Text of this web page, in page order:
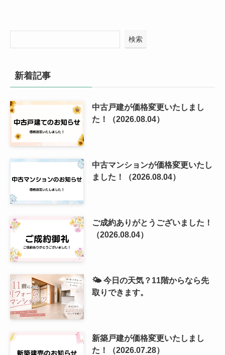
検索
新着記事
中古戸建が価格変更いたしまし
た！（2026.08.04）
中古マンションが価格変更いたし
ました！（2026.08.04）
ご成約ありがとうございました！
（2026.08.04）
🌤️ 今日の天気？11階からなら先
取りできます。
新築戸建が価格変更いたしまし
た！（2026.07.28）